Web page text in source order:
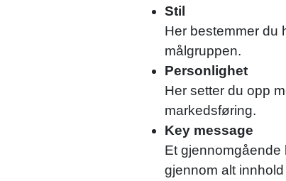
Stil
Her bestemmer du
målgruppen.
Personlighet
Her setter du opp
markedsføring.
Key message
Et
gjennom alt